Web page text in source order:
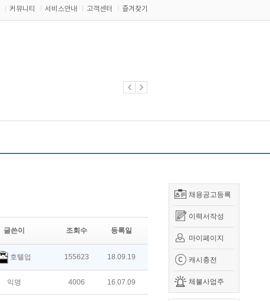
커뮤니티 서비스안내 고객센터 즐겨찾기
채용공고등록
이력서작성
마이페이지
캐시충전
체불사업주
글쓴이 조회수 등록일
호텔업 155623 18.09.19
익명 4006 16.07.09